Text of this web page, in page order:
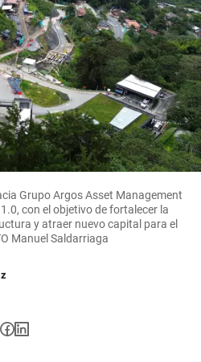
Grupo Argos Asset Management
con el objetivo de fortalecer la
y atraer nuevo capital para el
Manuel Saldarriaga